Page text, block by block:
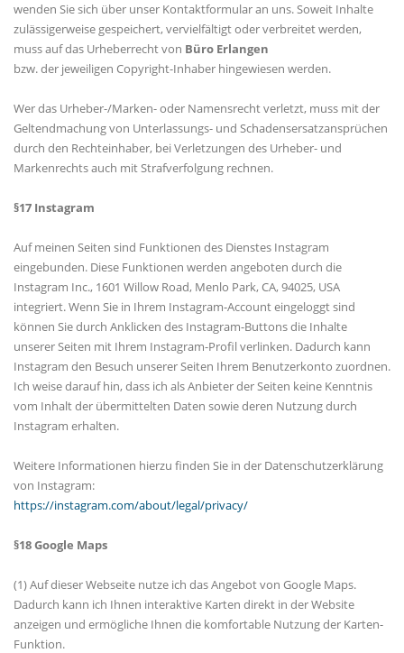
wenden Sie sich über unser Kontaktformular an uns. Soweit Inhalte
zulässigerweise gespeichert, vervielfältigt oder verbreitet werden,
muss auf das Urheberrecht von Büro Erlangen
bzw. der jeweiligen Copyright-Inhaber hingewiesen werden.
Wer das Urheber-/Marken- oder Namensrecht verletzt, muss mit der
Geltendmachung von Unterlassungs- und Schadensersatzansprüchen
durch den Rechteinhaber, bei Verletzungen des Urheber- und
Markenrechts auch mit Strafverfolgung rechnen.
§17 Instagram
Auf meinen Seiten sind Funktionen des Dienstes Instagram
eingebunden. Diese Funktionen werden angeboten durch die
Instagram Inc., 1601 Willow Road, Menlo Park, CA, 94025, USA
integriert. Wenn Sie in Ihrem Instagram-Account eingeloggt sind
können Sie durch Anklicken des Instagram-Buttons die Inhalte
unserer Seiten mit Ihrem Instagram-Profil verlinken. Dadurch kann
Instagram den Besuch unserer Seiten Ihrem Benutzerkonto zuordnen.
Ich weise darauf hin, dass ich als Anbieter der Seiten keine Kenntnis
vom Inhalt der übermittelten Daten sowie deren Nutzung durch
Instagram erhalten.
Weitere Informationen hierzu finden Sie in der Datenschutzerklärung
von Instagram:
https://instagram.com/about/legal/privacy/
§18 Google Maps
(1) Auf dieser Webseite nutze ich das Angebot von Google Maps.
Dadurch kann ich Ihnen interaktive Karten direkt in der Website
anzeigen und ermögliche Ihnen die komfortable Nutzung der Karten-
Funktion.